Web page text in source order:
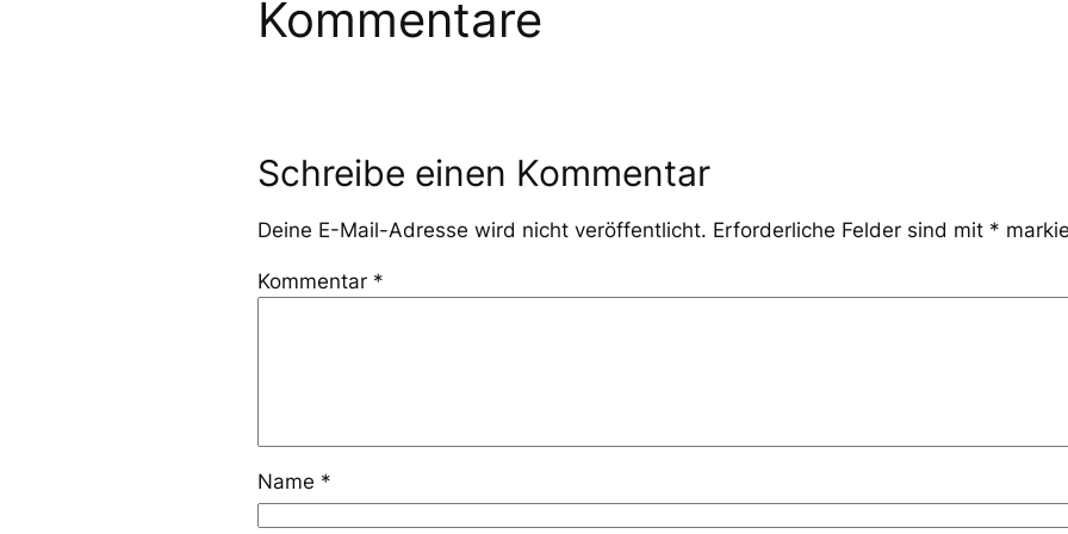
Kommentare
Schreibe einen Kommentar
Deine E-Mail-Adresse wird nicht veröffentlicht. Erforderliche Felder sind mit *
Kommentar *
Name *